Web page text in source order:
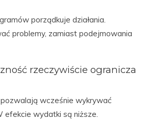
porządkuje działania.
problemy, zamiast podejmowania
rzeczywiście ogranicza
pozwalają wcześnie wykrywać
efekcie wydatki są niższe.